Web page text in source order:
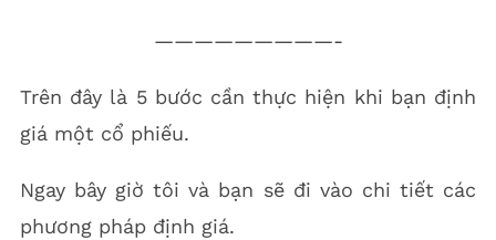
—————————-
Trên đây là 5 bước cần thực hiện khi bạn định
giá một cổ phiếu.
Ngay bây giờ tôi và bạn sẽ đi vào chi tiết các
phương pháp định giá.